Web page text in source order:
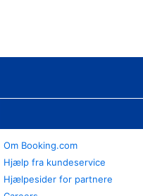
Om Booking.com
Hjælp fra kundeservice
Hjælpesider for partnere